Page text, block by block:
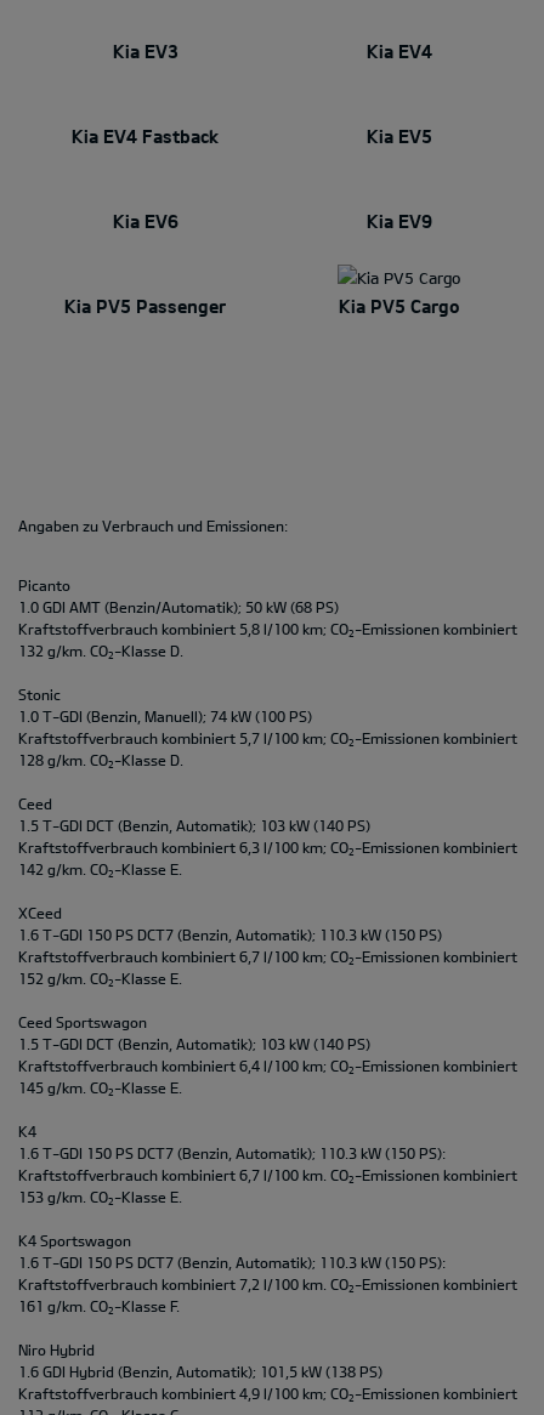
Kia EV3 Kia EV4
Kia EV4 Fastback Kia EV5
Kia EV6 Kia EV9
Kia PV5 Passenger Kia PV5 Cargo
Angaben zu Verbrauch und Emissionen:
Picanto
1.0 GDI AMT (Benzin/Automatik); 50 kW (68 PS)
Kraftstoffverbrauch kombiniert 5,8 l/100 km; CO2 -Emissionen kombiniert
132 g/km. CO2 -Klasse D.
Stonic
1.0 T-GDI (Benzin, Manuell); 74 kW (100 PS)
Kraftstoffverbrauch kombiniert 5,7 l/100 km; CO2 -Emissionen kombiniert
128 g/km. CO2 -Klasse D.
Ceed
1.5 T-GDI DCT (Benzin, Automatik); 103 kW (140 PS)
Kraftstoffverbrauch kombiniert 6,3 l/100 km; CO2 -Emissionen kombiniert
142 g/km. CO2 -Klasse E.
XCeed
1.6 T-GDI 150 PS DCT7 (Benzin, Automatik); 110.3 kW (150 PS)
Kraftstoffverbrauch kombiniert 6,7 l/100 km; CO2 -Emissionen kombiniert
152 g/km. CO2 -Klasse E.
Ceed Sportswagon
1.5 T-GDI DCT (Benzin, Automatik); 103 kW (140 PS)
Kraftstoffverbrauch kombiniert 6,4 l/100 km; CO2 -Emissionen kombiniert
145 g/km. CO2 -Klasse E.
K4
1.6 T-GDI 150 PS DCT7 (Benzin, Automatik); 110.3 kW (150 PS):
Kraftstoffverbrauch kombiniert 6,7 l/100 km. CO2 -Emissionen kombiniert
153 g/km. CO2 -Klasse E.
K4 Sportswagon
1.6 T-GDI 150 PS DCT7 (Benzin, Automatik); 110.3 kW (150 PS):
Kraftstoffverbrauch kombiniert 7,2 l/100 km. CO2 -Emissionen kombiniert
161 g/km. CO2 -Klasse F.
Niro Hybrid
1.6 GDI Hybrid (Benzin, Automatik); 101,5 kW (138 PS)
Kraftstoffverbrauch kombiniert 4,9 l/100 km; CO2 -Emissionen kombiniert